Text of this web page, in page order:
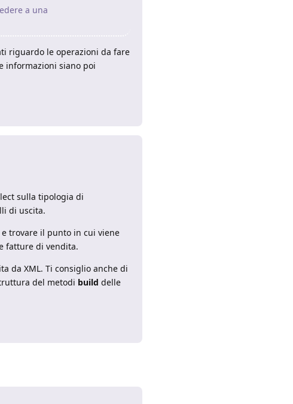
a una
riguardo le operazioni da fare
informazioni siano poi
sulla tipologia di
di uscita.
trovare il punto in cui viene
fatture di vendita.
da XML. Ti consiglio anche di
del metodi build delle